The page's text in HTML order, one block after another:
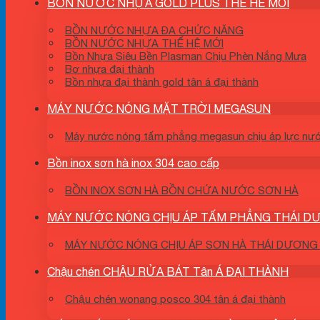
BỒN NƯỚC NHỰA GOLD PLUS THE HE MOI
BỒN NƯỚC NHỰA ĐA CHỨC NĂNG
BỒN NƯỚC NHỰA THẾ HỆ MỚI
Bồn Nhựa Siêu Bền Plasman Chịu Phèn Nắng Mưa
Bơ nhựa đại thành
Bồn nhựa đại thành gold tân á đại thành
MÁY NƯỚC NÓNG MẶT TRỜI MEGASUN
Máy nước nóng tấm phẳng megasun chịu áp lực
Bồn inox sơn hà inox 304 cao cấp
BỒN INOX SƠN HÀ BỒN CHỨA NƯỚC SƠN HÀ
MÁY NƯỚC NÓNG CHỊU ÁP TẤM PHẲNG THÁI
MÁY NƯỚC NÓNG CHỊU ÁP SƠN HÀ THÁI DƯƠNG
Chậu chén CHẬU RỬA BÁT Tân Á ĐẠI THÀNH
Chậu chén wonang posco 304 tân á đại thành